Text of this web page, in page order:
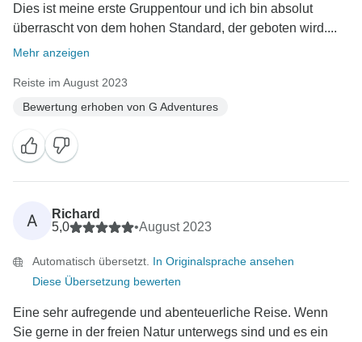
Dies ist meine erste Gruppentour und ich bin absolut
überrascht von dem hohen Standard, der geboten wird....
Mehr anzeigen
Reiste im August 2023
Bewertung erhoben von G Adventures
A
Richard
5,0
•August 2023
Automatisch übersetzt. In Originalsprache ansehen
Diese Übersetzung bewerten
Eine sehr aufregende und abenteuerliche Reise. Wenn
Sie gerne in der freien Natur unterwegs sind und es ein